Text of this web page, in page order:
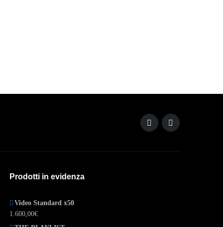
Prodotti in evidenza
Video Standard x50
1.600,00€